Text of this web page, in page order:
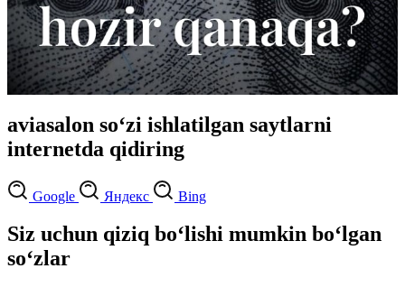
aviasalon so‘zi ishlatilgan saytlarni
internetda qidiring
Google Яндекс Bing
Siz uchun qiziq bo‘lishi mumkin bo‘lgan
so‘zlar